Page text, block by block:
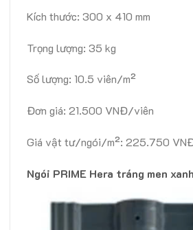
Kích thước: 300 x 410 mm
Trọng lượng: 35 kg
Số lượng: 10.5 viên/m²
Đơn giá: 21.500 VNĐ/viên
Giá vật tư/ngói/m²: 225.750
Ngói PRIME Hera tráng men